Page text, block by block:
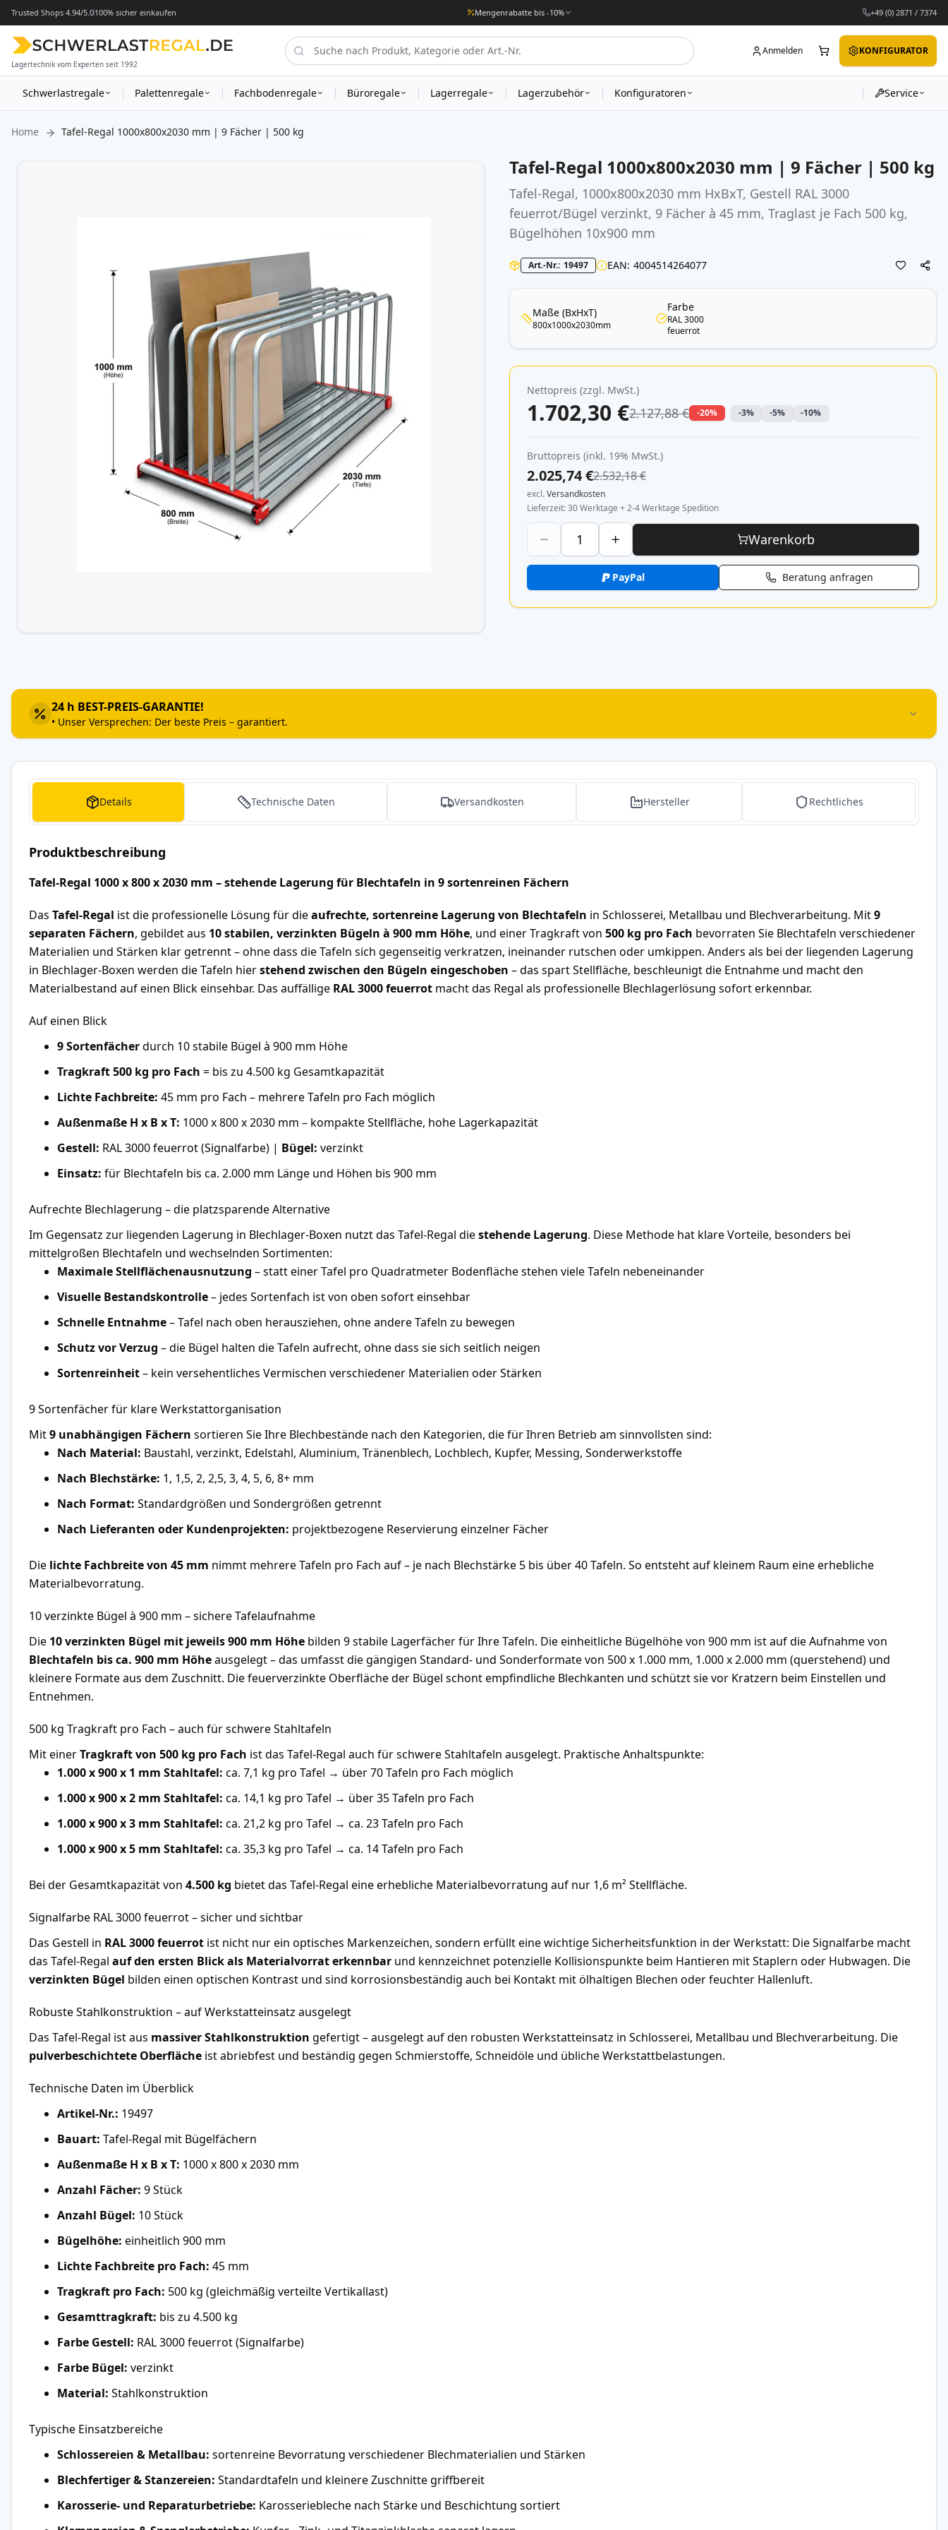
Trusted Shops 4.94/5.0100% sicher einkaufen Mengenrabatte bis -10% +49 (0) 2871 / 7374
Lagertechnik vom Experten seit 1992
Anmelden KONFIGURATOR
Schwerlastregale Fachbodenregale Büroregale Lagerregale Lagerzubehör
Palettenregale Konfiguratoren Service
Home Tafel-Regal 1000x800x2030 mm | 9 Fächer | 500 kg
Bildergalerie
springen
Tafel-Regal 1000x800x2030 mm | 9 Fächer | 500 kg
Tafel-Regal, 1000x800x2030 mm HxBxT, Gestell RAL 3000
feuerrot/Bügel verzinkt, 9 Fächer à 45 mm, Traglast je Fach 500 kg,
Bügelhöhen 10x900 mm
Art.-Nr. 19497 EAN 4004514264077
Maße (BxHxT)
800x1000x2030mm
Farbe
RAL 3000
feuerrot
Nettopreis (zzgl. MwSt.)
1.702,30 €2.127,88 € -20% -3% -5% -10%
Bruttopreis (inkl. 19% MwSt.)
2.025,74 €2.532,18 €
excl.Versandkosten
Lieferzeit 30 Werktage + 2-4 Werktage Spedition
Warenkorb
PayPal Beratung anfragen
24 h BEST-PREIS-GARANTIE!
• Unser Versprechen: Der beste Preis – garantiert.
Details Technische Daten Versandkosten Hersteller Rechtliches
Produktbeschreibung
Tafel-Regal 1000 x 800 x 2030 mm – stehende Lagerung für Blechtafeln in 9 sortenreinen Fächern
Das Tafel-Regal ist die professionelle Lösung für dieaufrechte, sortenreine Lagerung von Blechtafeln in Schlosserei, Metallbau und Blechverarbeitung. Mit9
separaten Fächern, gebildet aus 10 stabilen, verzinkten Bügeln à 900 mm Höhe, und einer Tragkraft von 500 kg pro Fach bevorraten Sie Blechtafeln verschiedener
Materialien und Stärken klar getrennt – ohne dass die Tafeln sich gegenseitig verkratzen, ineinander rutschen oder umkippen. Anders als bei der liegenden Lagerung
in Blechlager-Boxen werden die Tafeln hierstehend zwischen den Bügeln eingeschoben – das spart Stellfläche, beschleunigt die Entnahme und macht den
Materialbestand auf einen Blick einsehbar. Das auffällige RAL 3000 feuerrot macht das Regal als professionelle Blechlagerlösung sofort erkennbar.
Auf einen Blick
9 Sortenfächerdurch 10 stabile Bügel à 900 mm Höhe
Tragkraft 500 kg pro Fach = bis zu 4.500 kg Gesamtkapazität
Lichte Fachbreite: 45 mm pro Fach – mehrere Tafeln pro Fach möglich
Außenmaße H x B x T: 1000 x 800 x 2030 mm – kompakte Stellfläche, hohe Lagerkapazität
Gestell: RAL 3000 feuerrot (Signalfarbe) | Bügel: verzinkt
Einsatz: für Blechtafeln bis ca. 2.000 mm Länge und Höhen bis 900 mm
Aufrechte Blechlagerung – die platzsparende Alternative
Im Gegensatz zur liegenden Lagerung in Blechlager-Boxen nutzt das Tafel-Regal diestehende Lagerung. Diese Methode hat klare Vorteile, besonders bei
mittelgroßen Blechtafeln und wechselnden Sortimenten:
Maximale Stellflächenausnutzung – statt einer Tafel pro Quadratmeter Bodenfläche stehen viele Tafeln nebeneinander
Visuelle Bestandskontrolle– jedes Sortenfach ist von oben sofort einsehbar
Schnelle Entnahme– Tafel nach oben herausziehen, ohne andere Tafeln zu bewegen
Schutz vor Verzug – die Bügel halten die Tafeln aufrecht, ohne dass sie sich seitlich neigen
Sortenreinheit– kein versehentliches Vermischen verschiedener Materialien oder Stärken
9 Sortenfächer für klare Werkstattorganisation
Mit9 unabhängigen Fächern sortieren Sie Ihre Blechbestände nach den Kategorien, die für Ihren Betrieb am sinnvollsten sind:
Nach Material: Baustahl, verzinkt, Edelstahl, Aluminium, Tränenblech, Lochblech, Kupfer, Messing, Sonderwerkstoffe
Nach Blechstärke: 1, 1,5, 2, 2,5, 3, 4, 5, 6, 8+ mm
Nach Format: Standardgrößen und Sondergrößen getrennt
Nach Lieferanten oder Kundenprojekten: projektbezogene Reservierung einzelner Fächer
Die lichte Fachbreite von 45 mm nimmt mehrere Tafeln pro Fach auf – je nach Blechstärke 5 bis über 40 Tafeln. So entsteht auf kleinem Raum eine erhebliche
Materialbevorratung.
10 verzinkte Bügel à 900 mm – sichere Tafelaufnahme
Die 10 verzinkten Bügel mit jeweils 900 mm Höhe bilden 9 stabile Lagerfächer für Ihre Tafeln. Die einheitliche Bügelhöhe von 900 mm ist auf die Aufnahme von
Blechtafeln bis ca. 900 mm Höheausgelegt – das umfasst die gängigen Standard- und Sonderformate von 500 x 1.000 mm, 1.000 x 2.000 mm (querstehend) und
kleinere Formate aus dem Zuschnitt. Die feuerverzinkte Oberfläche der Bügel schont empfindliche Blechkanten und schützt sie vor Kratzern beim Einstellen und
Entnehmen.
500 kg Tragkraft pro Fach – auch für schwere Stahltafeln
Mit einerTragkraft von 500 kg pro Fach ist das Tafel-Regal auch für schwere Stahltafeln ausgelegt. Praktische Anhaltspunkte:
1.000 x 900 x 1 mm Stahltafel: ca. 7,1 kg pro Tafel → über 70 Tafeln pro Fach möglich
1.000 x 900 x 2 mm Stahltafel: ca. 14,1 kg pro Tafel → über 35 Tafeln pro Fach
1.000 x 900 x 3 mm Stahltafel: ca. 21,2 kg pro Tafel → ca. 23 Tafeln pro Fach
1.000 x 900 x 5 mm Stahltafel: ca. 35,3 kg pro Tafel → ca. 14 Tafeln pro Fach
Bei der Gesamtkapazität von 4.500 kg bietet das Tafel-Regal eine erhebliche Materialbevorratung auf nur 1,6 m² Stellfläche.
Signalfarbe RAL 3000 feuerrot – sicher und sichtbar
Das Gestell in RAL 3000 feuerrot ist nicht nur ein optisches Markenzeichen, sondern erfüllt eine wichtige Sicherheitsfunktion in der Werkstatt: Die Signalfarbe macht
das Tafel-Regal auf den ersten Blick als Materialvorrat erkennbar und kennzeichnet potenzielle Kollisionspunkte beim Hantieren mit Staplern oder Hubwagen. Die
verzinkten Bügel bilden einen optischen Kontrast und sind korrosionsbeständig auch bei Kontakt mit ölhaltigen Blechen oder feuchter Hallenluft.
Robuste Stahlkonstruktion – auf Werkstatteinsatz ausgelegt
Das Tafel-Regal ist aus massiver Stahlkonstruktion gefertigt – ausgelegt auf den robusten Werkstatteinsatz in Schlosserei, Metallbau und Blechverarbeitung. Die
pulverbeschichtete Oberfläche ist abriebfest und beständig gegen Schmierstoffe, Schneidöle und übliche Werkstattbelastungen.
Technische Daten im Überblick
Artikel-Nr.: 19497
Bauart: Tafel-Regal mit Bügelfächern
Außenmaße H x B x T: 1000 x 800 x 2030 mm
Anzahl Fächer: 9 Stück
Anzahl Bügel: 10 Stück
Bügelhöhe: einheitlich 900 mm
Lichte Fachbreite pro Fach: 45 mm
Tragkraft pro Fach: 500 kg (gleichmäßig verteilte Vertikallast)
Gesamttragkraft: bis zu 4.500 kg
Farbe Gestell: RAL 3000 feuerrot (Signalfarbe)
Farbe Bügel: verzinkt
Material: Stahlkonstruktion
Typische Einsatzbereiche
Schlossereien & Metallbau: sortenreine Bevorratung verschiedener Blechmaterialien und Stärken
Blechfertiger & Stanzereien: Standardtafeln und kleinere Zuschnitte griffbereit
Karosserie- und Reparaturbetriebe: Karosseriebleche nach Stärke und Beschichtung sortiert